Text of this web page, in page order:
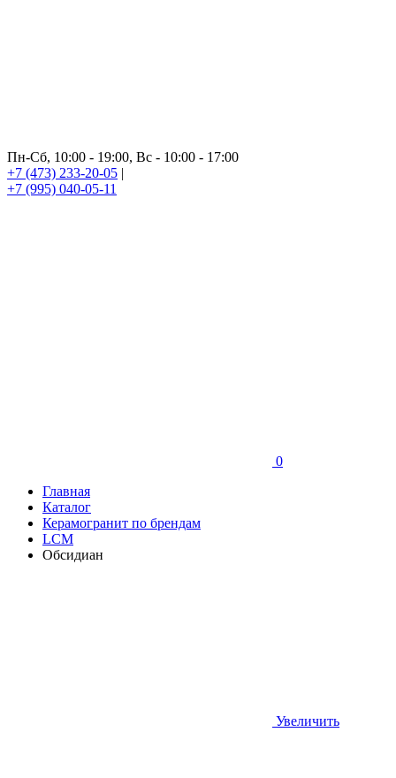
Пн-Сб, 10:00 - 19:00, Вс - 10:00 - 17:00
+7 (473) 233-20-05 |
+7 (995) 040-05-11
0
Главная
Каталог
Керамогранит по брендам
LCM
Обсидиан
Увеличить